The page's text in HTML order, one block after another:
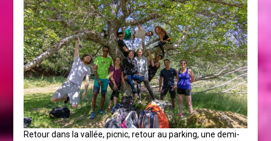
Retour dans la vallée, picnic, retour au parking, une demi-